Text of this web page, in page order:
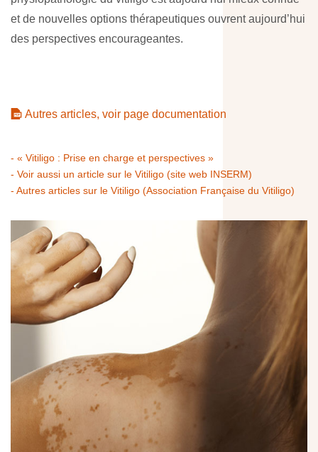
et de nouvelles options thérapeutiques ouvrent aujourd’hui
des perspectives encourageantes.
Autres articles, voir page documentation
- « Vitiligo : Prise en charge et perspectives »
- Voir aussi un article sur le Vitiligo (site web INSERM)
- Autres articles sur le Vitiligo (Association Française du Vitiligo)